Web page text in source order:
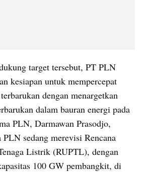
target tersebut, PT PLN
kesiapan untuk mempercepat
dengan menargetkan
dalam bauran energi pada
PLN, Darmawan Prasodjo,
sedang merevisi Rencana
Listrik (RUPTL), dengan
100 GW pembangkit, di